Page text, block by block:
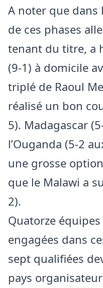
A noter que dans
de ces phases
tenant du titre, a
(9-1) à domicile
triplé de Raoul
réalisé un bon
5). Madagascar
l’Ouganda (5-2
une grosse
que le Malawi a
2).
Quatorze
engagées dans
sept qualifiées
pays